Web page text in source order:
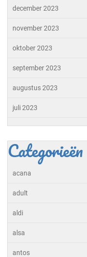
december 2023
november 2023
oktober 2023
september 2023
augustus 2023
juli 2023
Categorieën
acana
adult
aldi
alsa
antos